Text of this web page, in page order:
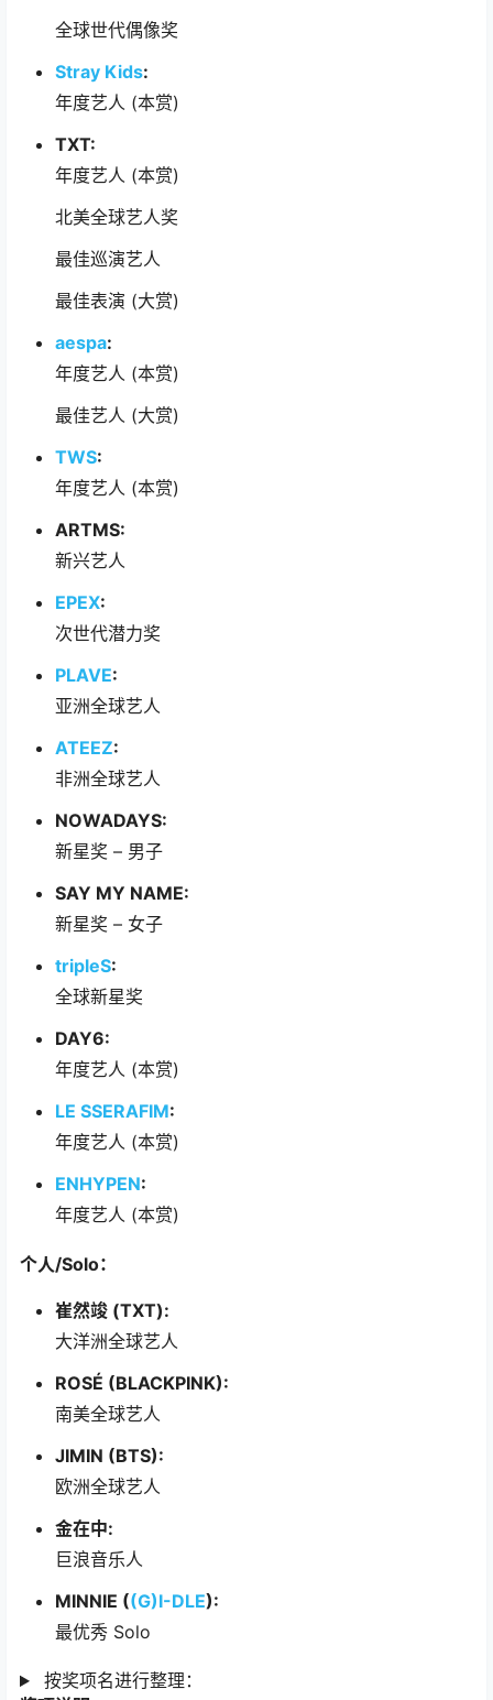
全球世代偶像奖
Stray Kids:
年度艺人 (本赏)
TXT:
年度艺人 (本赏)
北美全球艺人奖
最佳巡演艺人
最佳表演 (大赏)
aespa:
年度艺人 (本赏)
最佳艺人 (大赏)
TWS:
年度艺人 (本赏)
ARTMS:
新兴艺人
EPEX:
次世代潜力奖
PLAVE:
亚洲全球艺人
ATEEZ:
非洲全球艺人
NOWADAYS:
新星奖 – 男子
SAY MY NAME:
新星奖 – 女子
tripleS:
全球新星奖
DAY6:
年度艺人 (本赏)
LE SSERAFIM:
年度艺人 (本赏)
ENHYPEN:
年度艺人 (本赏)
个人/Solo：
崔然竣 (TXT):
大洋洲全球艺人
ROSÉ (BLACKPINK):
南美全球艺人
JIMIN (BTS):
欧洲全球艺人
金在中:
巨浪音乐人
MINNIE ((G)I-DLE):
最优秀 Solo
按奖项名进行整理：